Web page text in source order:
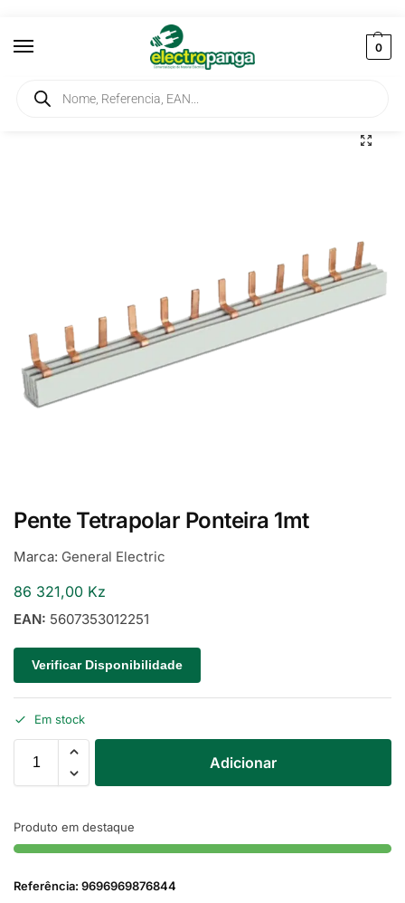
0
Início / Elementos de Ligação / Barramentos
Pente Tetrapolar Ponteira 1mt
Marca: General Electric
86 321,00 Kz
EAN: 5607353012251
Verificar Disponibilidade
Em stock
Adicionar
Produto em destaque
Referência: 9696969876844